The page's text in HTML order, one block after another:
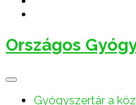
Országos
Gyógyszertár a